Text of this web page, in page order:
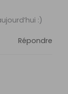
:)
Répondre